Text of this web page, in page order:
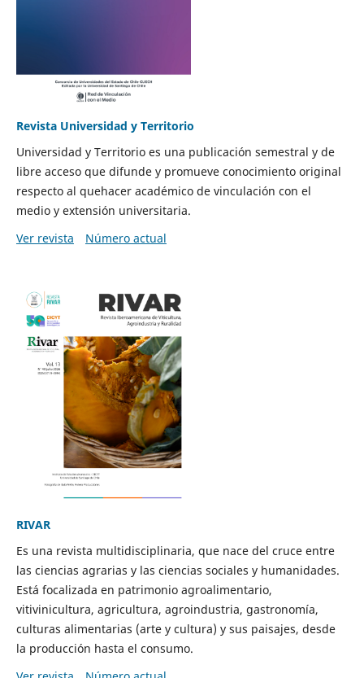
Revista Universidad y Territorio
Universidad y Territorio es una publicación semestral y de
libre acceso que difunde y promueve conocimiento original
respecto al quehacer académico de vinculación con el
medio y extensión universitaria.
Ver revista
Número actual
RIVAR
Es una revista multidisciplinaria, que nace del cruce entre
las ciencias agrarias y las ciencias sociales y humanidades.
Está focalizada en patrimonio agroalimentario,
vitivinicultura, agricultura, agroindustria, gastronomía,
culturas alimentarias (arte y cultura) y sus paisajes, desde
la producción hasta el consumo.